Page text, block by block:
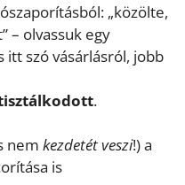
„közölte,
– olvassuk egy
szó vásárlásról, jobb
.
nem kezdetét veszi!) a
is